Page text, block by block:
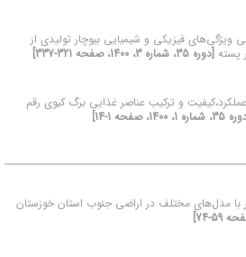
ویژگی‌های فیزیکی و شیمیایی بیوچار تولیدی از
پسته [دوره 35، شماره 3، 1400، صفحه 321-337]
عملکرد،کیفیت و ترکیب عناصر غذایی برگ کیوی رقم
1، 1400، صفحه 1-14]
با مدل‌های مختلف در اراضی جنوب استان خوزستان